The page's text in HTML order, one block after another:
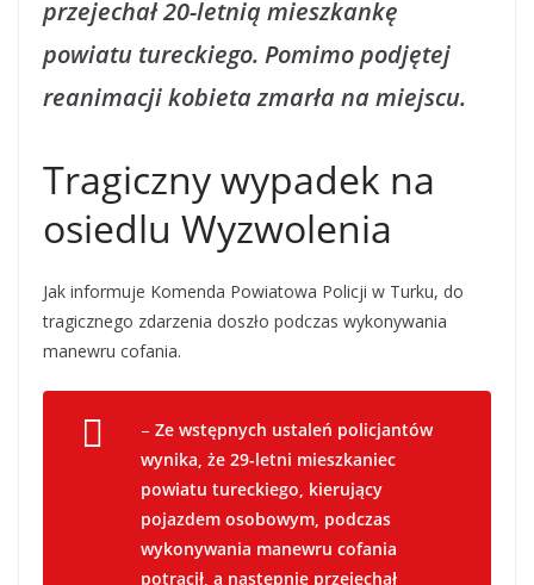
przejechał 20-letnią mieszkankę
powiatu tureckiego. Pomimo podjętej
reanimacji kobieta zmarła na miejscu.
Tragiczny wypadek na
osiedlu Wyzwolenia
Jak informuje Komenda Powiatowa Policji w Turku, do
tragicznego zdarzenia doszło podczas wykonywania
manewru cofania.
– Ze wstępnych ustaleń policjantów
wynika, że 29-letni mieszkaniec
powiatu tureckiego, kierujący
pojazdem osobowym, podczas
wykonywania manewru cofania
potrącił, a następnie przejechał